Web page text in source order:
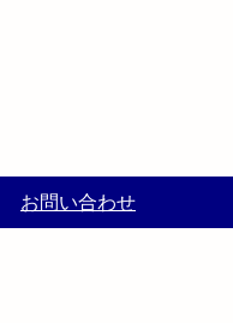
お問い合わせ